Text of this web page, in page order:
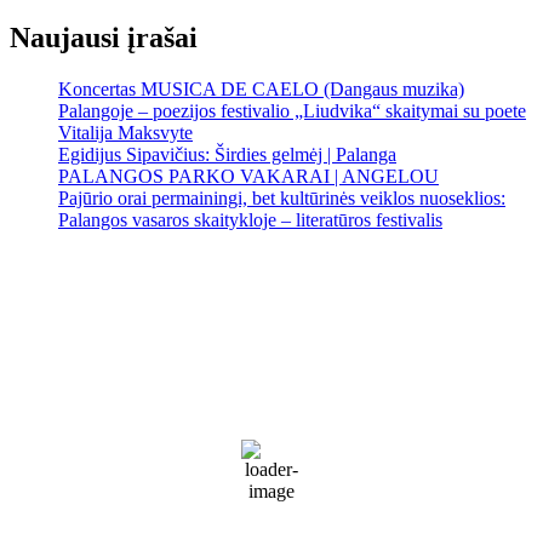
Naujausi įrašai
Koncertas MUSICA DE CAELO (Dangaus muzika)
Palangoje – poezijos festivalio „Liudvika“ skaitymai su poete
Vitalija Maksvyte
Egidijus Sipavičius: Širdies gelmėj | Palanga
PALANGOS PARKO VAKARAI | ANGELOU
Pajūrio orai permainingi, bet kultūrinės veiklos nuoseklios:
Palangos vasaros skaitykloje – literatūros festivalis
83 %
1022 mb